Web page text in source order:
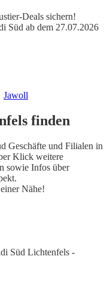
Deals sichern!
Süd ab dem 27.07.2026
Jawoll
finden
Geschäfte und Filialen in
Klick weitere
sowie Infos über
Nähe!
Süd Lichtenfels -